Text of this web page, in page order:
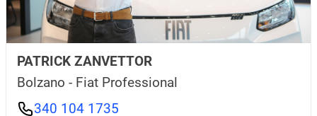
PATRICK ZANVETTOR
Bolzano - Fiat Professional
340 104 1735